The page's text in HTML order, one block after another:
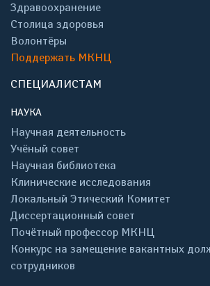
Здравоохранение
Столица здоровья
Волонтёры
Поддержать МКНЦ
СПЕЦИАЛИСТАМ
НАУКА
Научная деятельность
Учёный совет
Научная библиотека
Клинические исследования
Локальный Этический Комитет
Диссертационный совет
Почётный профессор МКНЦ
Конкурс на замещение вакантных
сотрудников